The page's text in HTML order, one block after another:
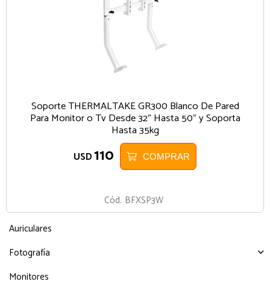
Auriculares
Fotografía
Monitores
Soporte THERMALTAKE GR300 Blanco De Pared
Para Monitor o Tv Desde 32" Hasta 50" y Soporta
Hasta 35kg
USD110 COMPRAR
Cód. BFXSP3W